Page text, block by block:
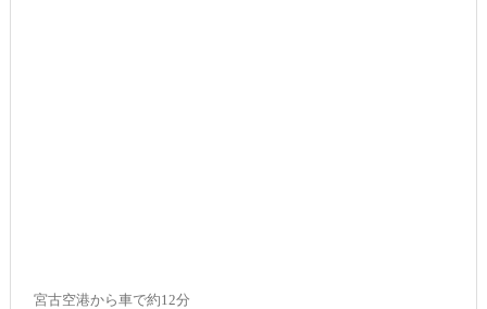
宮古空港から車で約12分